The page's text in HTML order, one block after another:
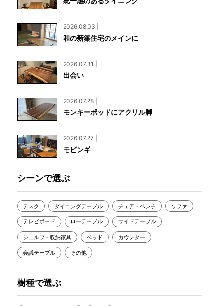
2026.08.03 |
和の新築住宅のメインに
2026.07.31 |
出会い
2026.07.28 |
モンキーポッドにアクリル脚
2026.07.27 |
モビンギ
シーンで選ぶ
デスク ダイニングテーブル チェア・ベンチ ソファ
テレビボード ローテーブル サイドテーブル
シェルフ・収納家具 ベッド カウンター
会議テーブル その他
樹種で選ぶ